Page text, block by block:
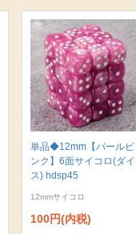
単品◆12mm【パールピ
ンク】6面サイコロ(ダイ
ス) hdsp45
12mmサイコロ
100円(内税)